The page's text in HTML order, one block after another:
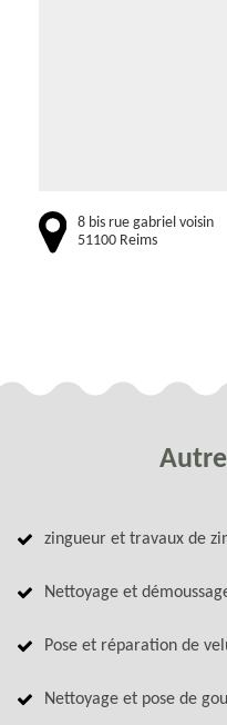
8 bis rue gabriel voisin
51100 Reims
zingueur et travaux de
Nettoyage et
Pose et réparation de
Nettoyage et pose de